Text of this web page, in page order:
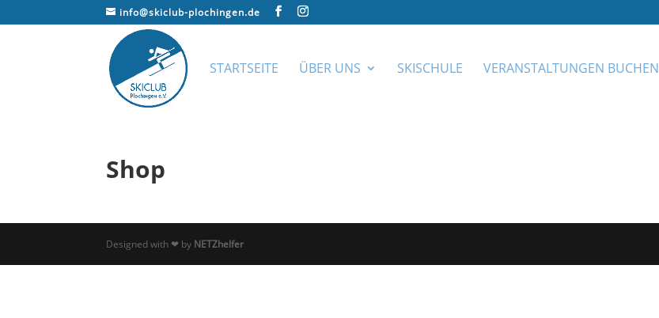
info@skiclub-plochingen.de
STARTSEITE ÜBER UNS SKISCHULE VERANSTALTUNGEN BUCHEN
Shop
Designed with ❤ by NETZhelfer